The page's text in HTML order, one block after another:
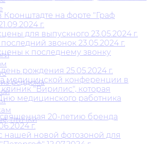
роддома
птички
на форте "Граф
г.
для выпускного 23.05.2024 г.
звонок 23.05.2024 г.
к последнему звонку
рождения 25.05.2024 г.
медицинской конференции в
клиник "Вирилис", которая
медицинского работника
20-летию бренда
г.
нашей новой фотозоной для